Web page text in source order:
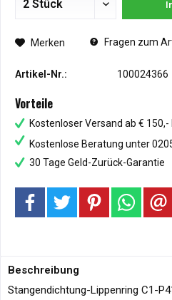
Merken Fragen zum
Artikel-Nr.: 100024366
Vorteile
Kostenloser Versand ab €
Kostenlose Beratung unter
30 Tage Geld-Zurück-Garantie
Beschreibung
Stangendichtung-Lippenring C1-